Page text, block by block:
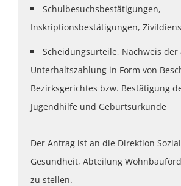
Schulbesuchsbestätigungen,
Inskriptionsbestätigungen,
Scheidungsurteile, Nachweis der
Unterhaltszahlung in Form von
Bezirksgerichtes bzw. Bestätigung
Jugendhilfe und Geburtsurkunde
Der Antrag ist an die Direktion
Gesundheit, Abteilung
zu stellen.